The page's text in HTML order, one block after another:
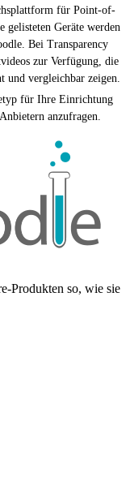
für Point-of-
gelisteten Geräte werden
Bei Transparency
zur Verfügung, die
und vergleichbar zeigen.
für Ihre Einrichtung
anzufragen.
Produkten so, wie sie